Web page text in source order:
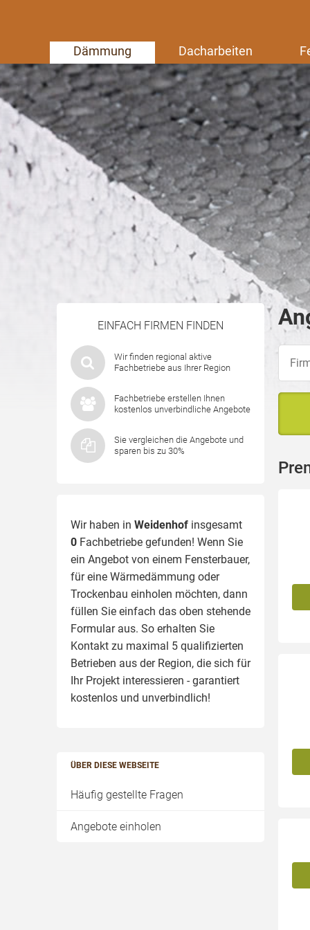
Dämmung Dacharbeiten
EINFACH FIRMEN FINDEN
Wir finden regional aktive
Fachbetriebe aus Ihrer Region
Fachbetriebe erstellen Ihnen
kostenlos unverbindliche Angebote
Sie vergleichen die Angebote und
sparen bis zu 30%
Wir haben in Weidenhof insgesamt
0 Fachbetriebe gefunden! Wenn Sie
ein Angebot von einem Fensterbauer,
für eine Wärmedämmung oder
Trockenbau einholen möchten, dann
füllen Sie einfach das oben stehende
Formular aus. So erhalten Sie
Kontakt zu maximal 5 qualifizierten
Betrieben aus der Region, die sich für
Ihr Projekt interessieren - garantiert
kostenlos und unverbindlich!
ÜBER DIESE WEBSEITE
Häufig gestellte Fragen
Angebote einholen